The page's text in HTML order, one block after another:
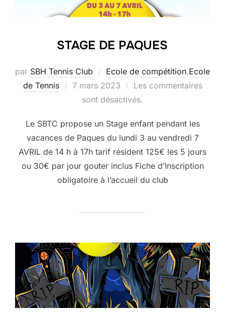
STAGE DE PAQUES
par SBH Tennis Club Ecole de compétition,Ecole
de Tennis
Publié
7 mars 2023
Les commentaires
sont désactivés.
Le SBTC propose un Stage enfant pendant les
vacances de Paques du lundi 3 au vendredi 7
AVRIL de 14 h à 17h tarif résident 125€ les 5 jours
ou 30€ par jour gouter inclus Fiche d’Inscription
obligatoire à l’accueil du club